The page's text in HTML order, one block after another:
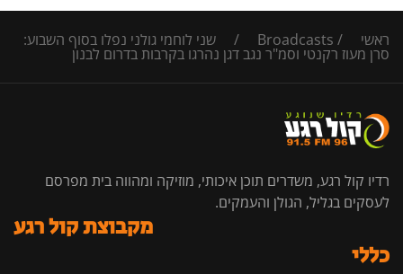
ראשי /
Broadcasts
/ שני לוחמי גולני נפלו בסוף השבוע:
סרן מעוז רקנטי וסמ"ר נגב דגן נהרגו בקרבות בדרום לבנון
רדיו קול רגע, משדרים תוכן איכותי, מוזיקה ומהווה בית מפרסם
לעסקים בגליל, הגולן והעמקים.
כללי
מקבוצת קול רגע